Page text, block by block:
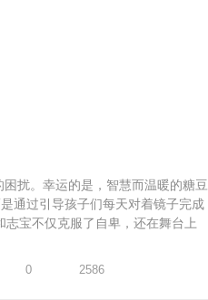
扰。幸运的是，智慧而温暖的糖豆
通过引导孩子们每天对着镜子完成
宝不仅克服了自卑，还在舞台上
0 2586